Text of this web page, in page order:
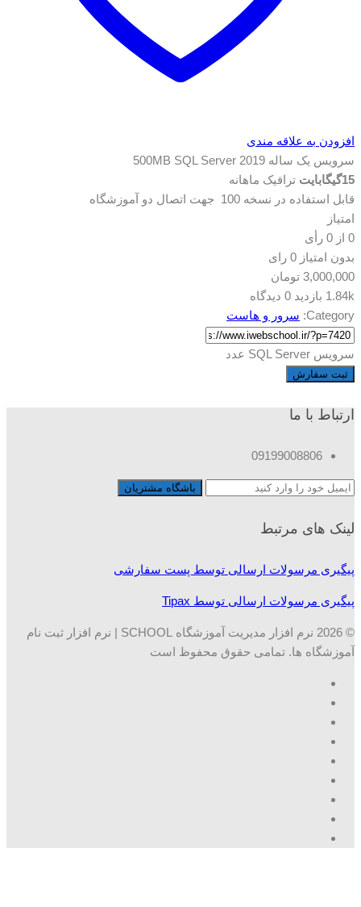
افزودن به علاقه مندی
سرویس یک ساله 500MB SQL Server 2019
15گیگابایت
ترافیک ماهانه
قابل استفاده در نسخه 100 جهت اتصال دو آموزشگاه
امتیاز
0 از 0 رأی
بدون امتیاز 0 رای
3,000,000 تومان
1.84k بازدید
Category: سرور و هاست
سرویس SQL Server عدد
ثبت سفارش
ارتباط با ما
09199008806
لینک های مرتبط
پیگیری مرسولات ارسالی توسط پست سفارشی
پیگیری مرسولات ارسالی توسط Tipax
© 2026 نرم افزار مدیریت آموزشگاه SCHOOL | نرم افزار ثبت نام
آموزشگاه ها. تمامی حقوق محفوظ است